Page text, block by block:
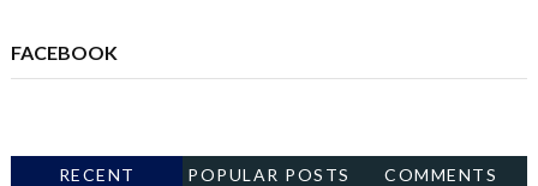
FACEBOOK
RECENT POPULAR POSTS COMMENTS